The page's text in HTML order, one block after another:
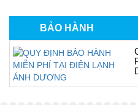
BẢO HÀNH